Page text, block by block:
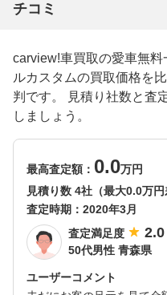
チコミ
carview!車買取の愛車無
ルカスタムの買取価格を
判です。 見積り社数と査
しましょう。
最高査定額： 0.0万円
見積り数 4社（最大0.0万円
査定時期： 2020年3月
査定満足度
2.0
50代男性 青森県
ユーザーコメント